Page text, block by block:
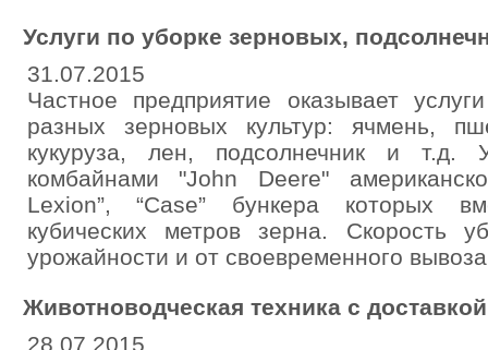
Услуги по уборке зерновых,
31.07.2015
Частное предприятие оказывает
разных зерновых культур: ячмень,
кукуруза, лен, подсолнечник и т.д.
комбайнами "John Deere"
Lexion”, “Case” бункера которых
кубических метров зерна. Скорость
урожайности и от своевременного
Животноводческая техника с
28.07.2015